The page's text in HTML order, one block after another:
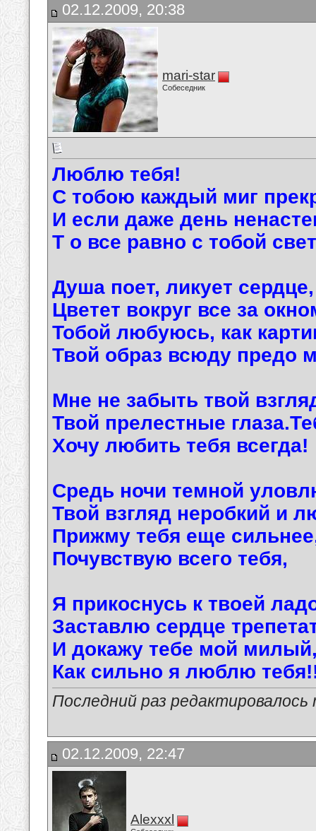
02.12.2009, 20:38
mari-star
Собеседник
Люблю тебя!
С тобою каждый миг
И если даже день
Т о все равно с тобой
Душа поет, ликует сердце,
Цветет вокруг все за
Тобой любуюсь, как
Твой образ всюду предо
Мне не забыть твой
Твой прелестные
Хочу любить тебя всегда!
Средь ночи темной
Твой взгляд неробкий и
Прижму тебя еще
Почувствую всего тебя,
Я прикоснусь к твоей
Заставлю сердце
И докажу тебе мой
Как сильно я люблю
Последний раз
02.12.2009, 22:47
Alexxxl